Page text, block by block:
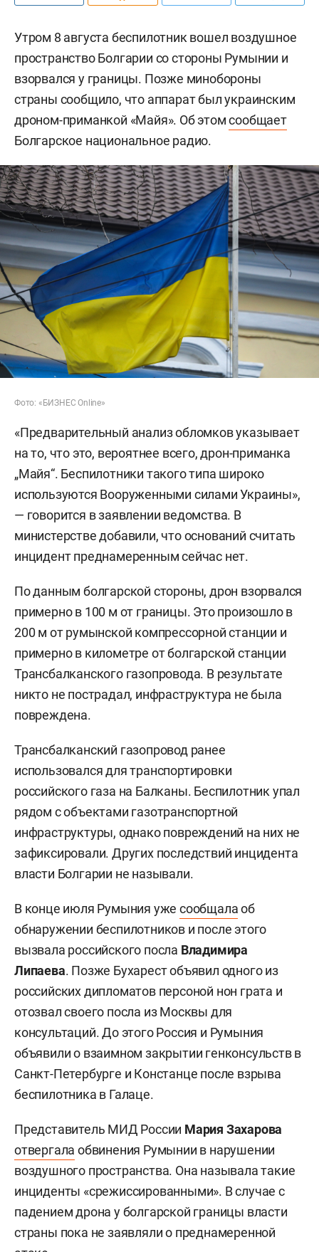
Утром 8 августа беспилотник вошел воздушное
пространство Болгарии со стороны Румынии и
взорвался у границы. Позже минобороны
страны сообщило, что аппарат был украинским
дроном-приманкой «Майя». Об этомсообщает
Болгарское национальное радио.
Фото: «БИЗНЕС Online»
«Предварительный анализ обломков указывает
на то, что это, вероятнее всего, дрон-приманка
„Майя“. Беспилотники такого типа широко
используются Вооруженными силами Украины»,
— говорится в заявлении ведомства. В
министерстве добавили, что оснований считать
инцидент преднамеренным сейчас нет.
По данным болгарской стороны, дрон взорвался
примерно в 100 м от границы. Это произошло в
200 м от румынской компрессорной станции и
примерно в километре от болгарской станции
Трансбалканского газопровода. В результате
никто не пострадал, инфраструктура не была
повреждена.
Трансбалканский газопровод ранее
использовался для транспортировки
российского газа на Балканы. Беспилотник упал
рядом с объектами газотранспортной
инфраструктуры, однако повреждений на них не
зафиксировали. Других последствий инцидента
власти Болгарии не называли.
В конце июля Румыния ужесообщалаоб
обнаружении беспилотников и после этого
вызвала российского посла Владимира
Липаева. Позже Бухарест объявил одного из
российских дипломатов персоной нон грата и
отозвал своего посла из Москвы для
консультаций. До этого Россия и Румыния
объявили о взаимном закрытии генконсульств в
Санкт-Петербурге и Констанце после взрыва
беспилотника в Галаце.
Представитель МИД России Мария Захарова
отвергала обвинения Румынии в нарушении
воздушного пространства. Она называла такие
инциденты «срежиссированными». В случае с
падением дрона у болгарской границы власти
страны пока не заявляли о преднамеренной